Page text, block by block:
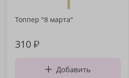
Топпер "8 марта"
310₽
Добавить